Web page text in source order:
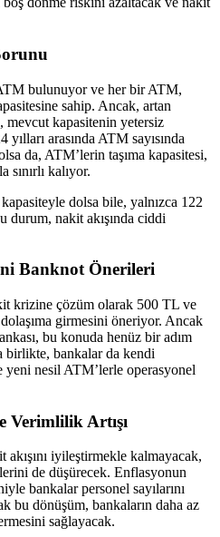
bulunuyor ve her bir ATM,
sahip. Ancak, artan
kapasitenin yetersiz
arasında ATM sayısında
da, ATM’lerin taşıma kapasitesi,
kalıyor.
dolsa bile, yalnızca 122
nakit akışında ciddi
Banknot Önerileri
krizine çözüm olarak 500 TL ve
girmesini öneriyor. Ancak
bu konuda henüz bir adım
birlikte, bankalar da kendi
yeni nesil ATM’lerle operasyonel
Verimlilik Artışı
iyileştirmekle kalmayacak,
de düşürecek. Enflasyonun
bankalar personel sayılarını
bu dönüşüm, bankaların daha az
sağlayacak.